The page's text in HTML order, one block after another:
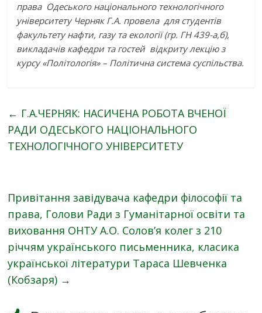
права Одеського національного технологічного
університету Черняк Г.А. провела для студентів
факультету нафти, газу та екології (гр. ГН 439-а,б),
викладачів кафедри та гостей відкриту лекцію з
курсу «Політологія» – Політична система суспільства.
← Г.А.ЧЕРНЯК: НАСИЧЕНА РОБОТА ВЧЕНОЇ
РАДИ ОДЕСЬКОГО НАЦІОНАЛЬНОГО
ТЕХНОЛОГІЧНОГО УНІВЕРСИТЕТУ
Привітання завідувача кафедри філософії та
права, Голови Ради з Гуманітарної освіти та
виховання ОНТУ А.О. Солов’я колег з 210
річчям українського письменника, класика
української літератури Тараса Шевченка
(Кобзаря) →